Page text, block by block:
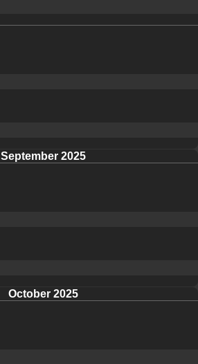
September 2025
October 2025